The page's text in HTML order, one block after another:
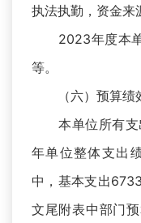
执法执勤，资金来
2023年度本单
等。
（六）预算绩
本单位所有支
年单位整体支出
中，基本支出
文尾附表中部门